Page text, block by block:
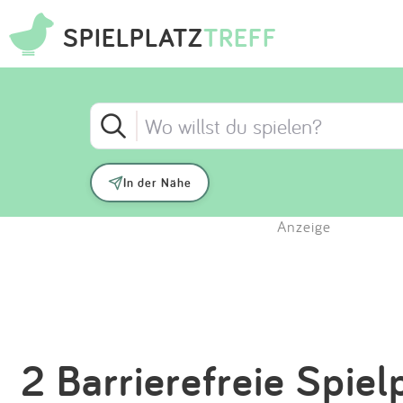
SPIELPLATZTREFF
In der Nähe
Anzeige
2 Barrierefreie